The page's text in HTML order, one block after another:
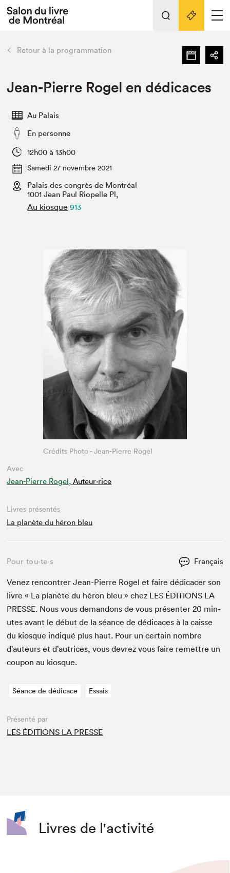
Espace médias
Espace exposant⋅e⋅s
Espace pro
Tout sur l'édition 2022
Actualités
Vidéos et Balados
Club de lecture Braindate
retour Nos activités
Édition 2022
Planifier sa visite
Projets partenaires 2022
Archives
Liens pratiques
Retour à la programmation
Jean-Pierre Rogel en dédicaces
Au Palais
En personne
12h00 à 13h00
Samedi 27 novembre 2021
Palais des congrès de Montréal
1001 Jean Paul Riopelle Pl,
Au kiosque 913
Avec
Jean-Pierre Rogel, Auteur·rice
Crédits Photo - Jean-Pierre Rogel
Livres présentés
La planète du héron bleu
Pour tou⋅te⋅s Français
Venez ren­con­tr­er Jean-Pierre Rogel et faire dédi­cac­er son
livre « La planète du héron bleu » chez LES ÉDI­TIONS LA
PRESSE. Nous vous deman­dons de vous présen­ter20 min­
utes avant le début de la séance de dédi­caces à la caisse
du kiosque indiqué plus haut. Pour un cer­tain nom­bre
d’auteurs et d’autrices, vous devrez vous faire remet­tre un
coupon au kiosque.
Séance de dédicace Essais
Présenté par
LES ÉDITIONS LA PRESSE
Livres de l'activité